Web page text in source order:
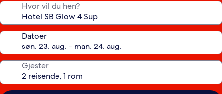
Hvor vil du hen?
Datoer
Gjester